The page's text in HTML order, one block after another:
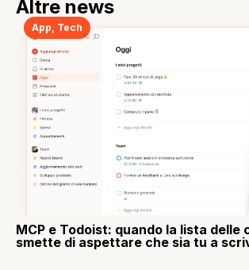
Altre news
App, Tech
MCP e Todoist: quando la lista delle
smette di aspettare che sia tu a